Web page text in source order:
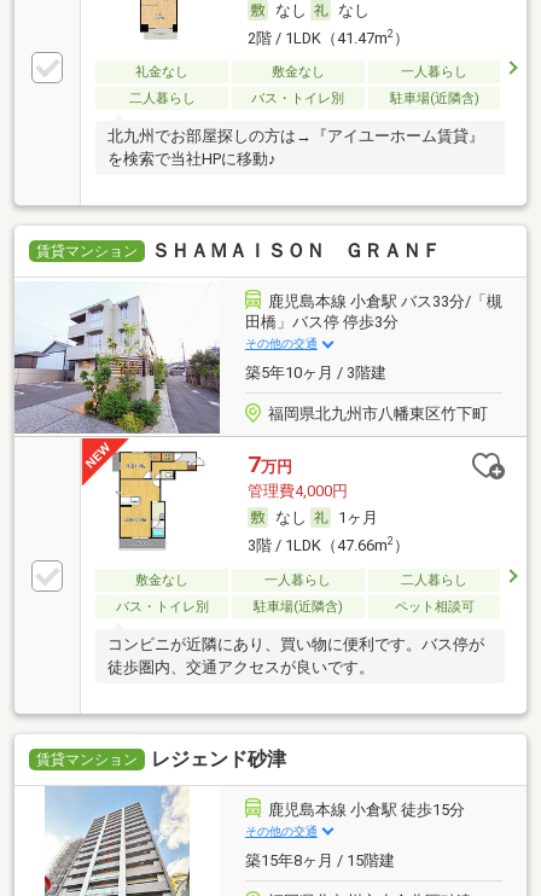
なし
なし
2階 / 1LDK（41.47m2）
礼金なし 敷金なし
一人暮らし
二人暮らし
バス・トイレ別 駐車場(近隣含)
北九州でお部屋探しの方は→『アイユーホーム賃貸』
を検索で当社HPに移動♪
賃貸マンション ＳＨＡＭＡＩＳＯＮ ＧＲＡＮＦ
鹿児島本線 小倉駅 バス33分/「槻
田橋」バス停 停歩3分
その他の交通
築5年10ヶ月 / 3階建
福岡県北九州市八幡東区竹下町
7万円
管理費4,000円
なし
1ヶ月
3階 / 1LDK（47.66m2）
敷金なし 一人暮らし
二人暮らし
バス・トイレ別
駐車場(近隣含) ペット相談可
コンビニが近隣にあり、買い物に便利です。バス停が
徒歩圏内、交通アクセスが良いです。
賃貸マンション レジェンド砂津
鹿児島本線 小倉駅 徒歩15分
その他の交通
築15年8ヶ月 / 15階建